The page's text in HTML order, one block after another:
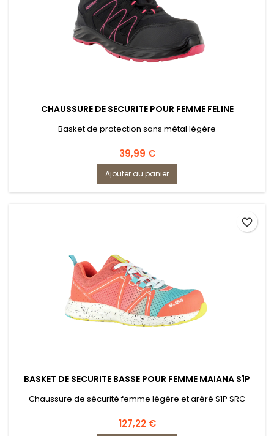
CHAUSSURE DE SECURITE POUR FEMME FELINE
Basket de protection sans métal légère
Prix
39,99 €
Ajouter au panier
BASKET DE SECURITE BASSE POUR FEMME MAIANA S1P
Chaussure de sécurité femme légère et aréré S1P SRC
Prix
127,22 €
favorite_border